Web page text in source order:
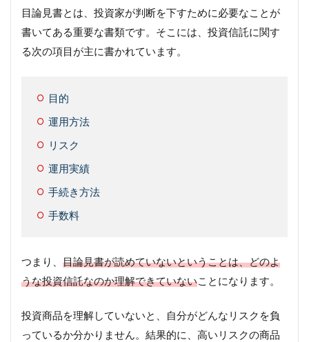
目論見書とは、投資家が判断を下すために必要なことが
書いてある重要な書類です。そこには、投資信託に関す
る次の項目が主に書かれています。
目的
運用方法
リスク
運用実績
手続き方法
手数料
つまり、 目論見書が読めていないということは、どのよ
うな投資信託なのか理解できていないことになります。
投資商品を理解していないと、自分がどんなリスクを負
っているか分かりません。結果的に、高いリスクの商品